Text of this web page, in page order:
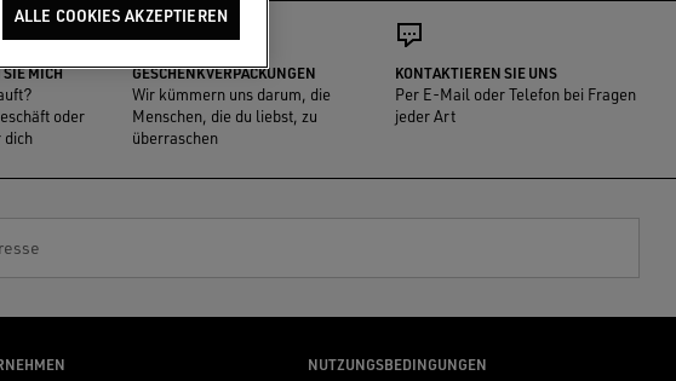
MICH
oder
dich
GESCHENKVERPACKUNGEN
Wir kümmern uns darum, die
Menschen, die du liebst, zu
überraschen
KONTAKTIEREN SIE UNS
Per E-Mail oder Telefon bei Fragen
jeder Art
NUTZUNGSBEDINGUNGEN
ALLE COOKIES AKZEPTIEREN